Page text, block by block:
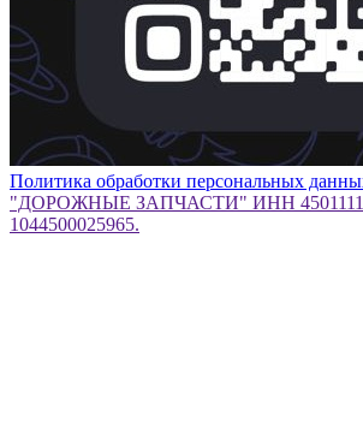
Политика обработки персональных
"ДОРОЖНЫЕ ЗАПЧАСТИ" ИНН
1044500025965.